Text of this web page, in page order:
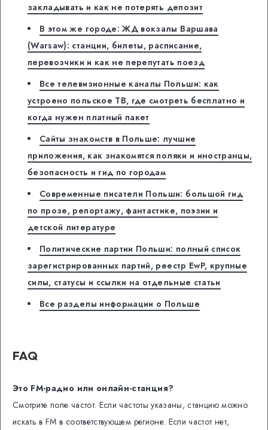
закладывать и как не потерять депозит
В этом же городе: ЖД вокзалы Варшава
(Warsaw): станции, билеты, расписание,
перевозчики и как не перепутать поезд
Все телевизионные каналы Польши: как
устроено польское ТВ, где смотреть бесплатно и
когда нужен платный пакет
Сайты знакомств в Польше: лучшие
приложения, как знакомятся поляки и иностранцы,
безопасность и гид по городам
Современные писатели Польши: большой гид
по прозе, репортажу, фантастике, поэзии и
детской литературе
Политические партии Польши: полный список
зарегистрированных партий, реестр EwP, крупные
силы, статусы и ссылки на отдельные статьи
Все разделы информации о Польше
FAQ
Это FM-радио или онлайн-станция?
Смотрите поле частот. Если частоты указаны, станцию можно
искать в FM в соответствующем регионе. Если частот нет,